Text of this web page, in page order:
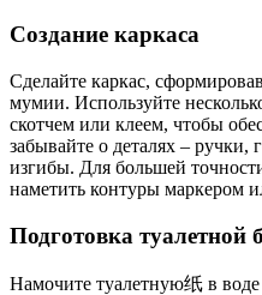
Создание каркаса
Сделайте каркас,
мумии. Используйте
скотчем или клеем, чтобы
забывайте о деталях –
изгибы. Для большей
наметить контуры маркером
Подготовка туалетной
Намочите туалетную纸 в